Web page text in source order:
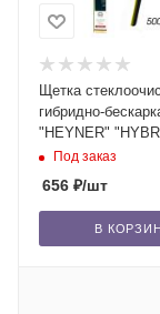
Щетка
гибридно-
"HEYNER"
мм-20" (030) 1 шт.
Под заказ
656 ₽/шт
В